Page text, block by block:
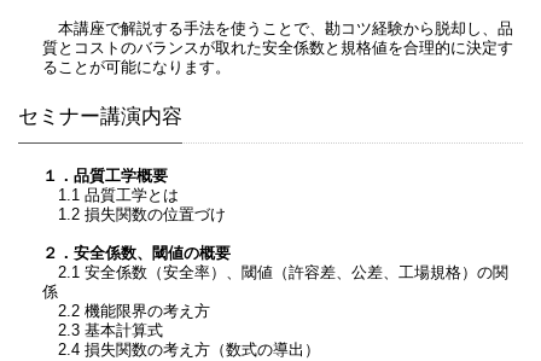
本講座で解説する手法を使うことで、勘コツ経験から脱却し、品
質とコストのバランスが取れた安全係数と規格値を合理的に決定す
ることが可能になります。
セミナー講演内容
１．品質工学概要
1.1 品質工学とは
1.2 損失関数の位置づけ
２．安全係数、閾値の概要
2.1 安全係数（安全率）、閾値（許容差、公差、工場規格）の関
係
2.2 機能限界の考え方
2.3 基本計算式
2.4 損失関数の考え方（数式の導出）